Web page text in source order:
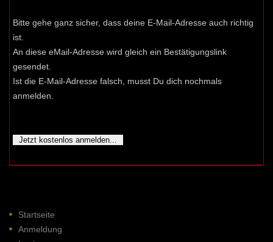
Bitte gehe ganz sicher, dass deine E-Mail-Adresse auch richtig
ist.
An diese eMail-Adresse wird gleich ein Bestätigungslink
gesendet.
Ist die E-Mail-Adresse falsch, musst Du dich nochmals
anmelden.
Startseite
Anmeldung